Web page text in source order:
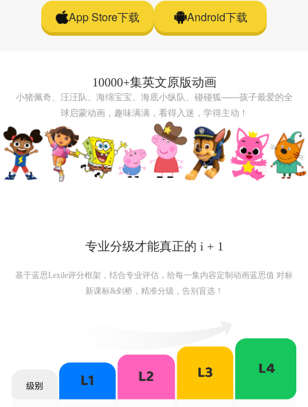
App Store下载 Android下载
10000+集英文原版动画
小猪佩奇、汪汪队、海绵宝宝、海底小纵队、碰碰狐——孩子最爱的全
球启蒙动画，趣味满满，看得入迷，学得主动！
专业分级才能真正的 i + 1
基于蓝思Lexile评分框架，结合专业评估，给每一集内容定制动画蓝思值 对标
新课标&剑桥，精准分级，告别盲选！